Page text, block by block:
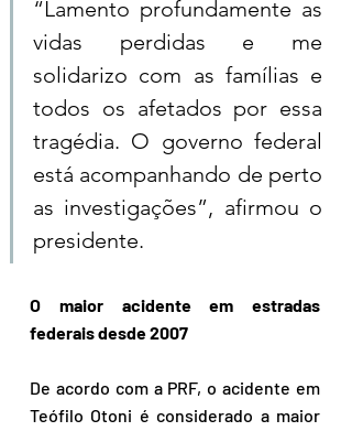
“Lamento profundamente as
vidas perdidas e me
solidarizo com as famílias e
todos os afetados por essa
tragédia. O governo federal
está acompanhando de perto
as investigações”, afirmou o
presidente.
O maior acidente em estradas
federais desde 2007
De acordo com a PRF, o acidente em
Teófilo Otoni é considerado a maior